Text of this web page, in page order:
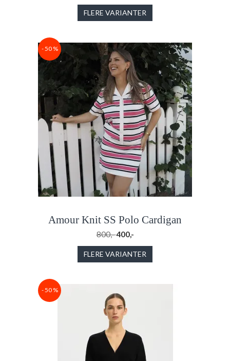
FLERE VARIANTER
- 50 %
Amour Knit SS Polo Cardigan
800,-400,-
FLERE VARIANTER
- 50 %